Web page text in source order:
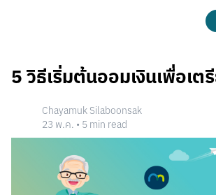
5 วิธีเริ่มต้นออมเงินเพื่อเ
Chayamuk Silaboonsak
23 พ.ค. • 5min read